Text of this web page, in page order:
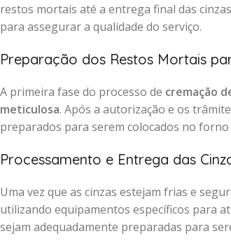
restos mortais até a entrega final das
para assegurar a qualidade do serviço.
Preparação dos Restos Mortais
A primeira fase do processo de cremação
meticulosa. Após a autorização e os
preparados para serem colocados no
Processamento e Entrega das
Uma vez que as cinzas estejam frias e
utilizando equipamentos específicos para
sejam adequadamente preparadas para